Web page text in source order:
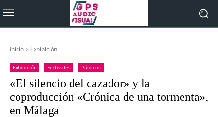
Inicio Exhibición
Exhibición Festivales Públicos
«El silencio del cazador» y la
coproducción «Crónica de una tormenta»,
en Málaga